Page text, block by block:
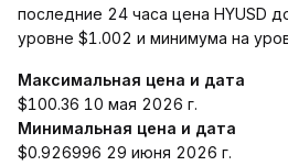
последние 24 часа цена HYUSD
уровне $1.002 и минимума на
Максимальная цена и дата
$100.36 10 мая 2026 г.
Минимальная цена и дата
$0.926996 29 июня 2026 г.